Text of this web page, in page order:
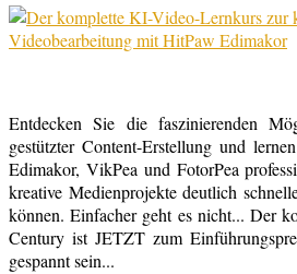
Entdecken Sie die faszinierenden
gestützter Content-Erstellung und
Edimakor, VikPea und FotorPea
kreative Medienprojekte deutlich
können. Einfacher geht es nicht... Der
Century ist JETZT zum
gespannt sein...